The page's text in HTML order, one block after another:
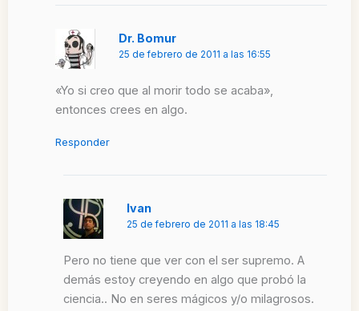
Dr. Bomur
25 de febrero de 2011 a las 16:55
«Yo si creo que al morir todo se acaba»,
entonces crees en algo.
Responder
Ivan
25 de febrero de 2011 a las 18:45
Pero no tiene que ver con el ser supremo. A
demás estoy creyendo en algo que probó la
ciencia.. No en seres mágicos y/o milagrosos.